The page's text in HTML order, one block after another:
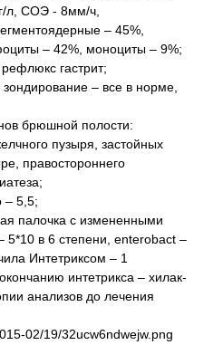
л, СОЭ - 8мм/ч,
– 45%,
– 42%, моноциты – 9%;
гастрит;
– все в норме,
брюшной полости:
пузыря, застойных
правостороннего
– 5,5;
палочка с измененными
5*10 в 6 степени, enterobact –
Интетриксом – 1
интетрикса – хилак-
анализов до лечения
02/19/32ucw6ndwejw.png